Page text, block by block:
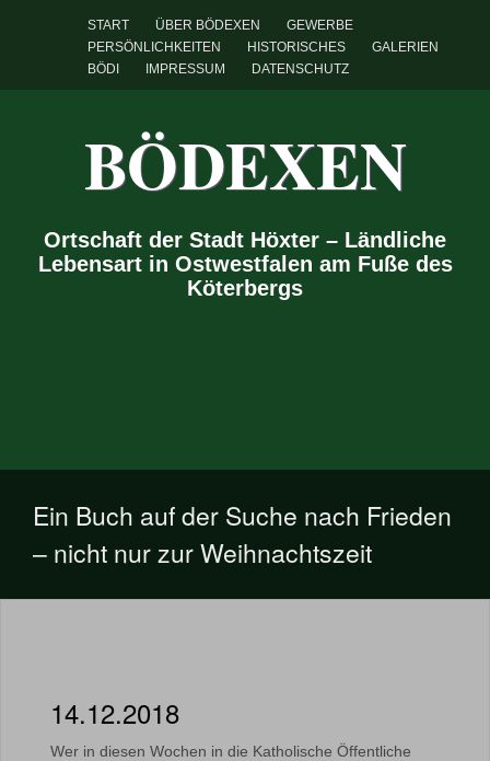
START ÜBER BÖDEXEN
GEWERBE
PERSÖNLICHKEITEN
HISTORISCHES
GALERIEN
BÖDI
IMPRESSUM DATENSCHUTZ
BÖDEXEN
Ortschaft der Stadt Höxter – Ländliche
Lebensart in Ostwestfalen am Fuße des
Köterbergs
Ein Buch auf der Suche nach Frieden
– nicht nur zur Weihnachtszeit
14.12.2018
Wer in diesen Wochen in die Katholische Öffentliche